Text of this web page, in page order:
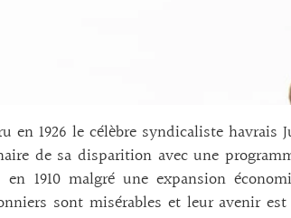
en 1926 le célèbre syndicaliste
de sa disparition avec une
1910 malgré une expansion
sont misérables et leur avenir